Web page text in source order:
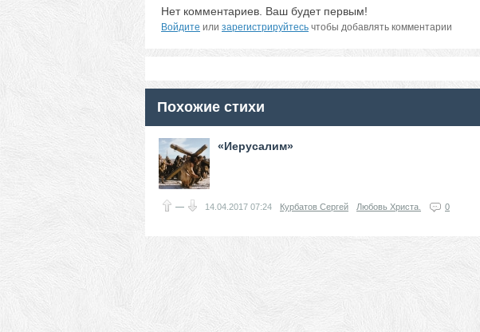
Нет комментариев. Ваш будет первым!
Войдите или зарегистрируйтесь чтобы добавлять комментарии
Похожие стихи
«Иерусалим»
— 14.04.2017 07:24 Курбатов Сергей Любовь Христа. 0